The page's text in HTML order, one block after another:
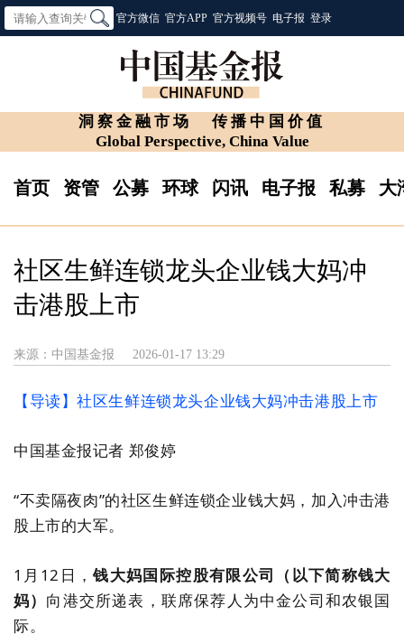
官方微信 官方APP 官方视频号 电子报 登录
洞察金融市场
传播中国价值
Global Perspective, China Value
首页 资管 公募 环球 闪讯 电子报 私募 大
社区生鲜连锁龙头企业钱大妈冲
击港股上市
来源：中国基金报 2026-01-17 13:29
【导读】社区生鲜连锁龙头企业钱大妈冲击港股上市
中国基金报记者 郑俊婷
“不卖隔夜肉”的社区生鲜连锁企业钱大妈 ，加入冲击港
股上市的大军。
1 月 12 日，钱大妈国际控股有限公司（以下简称钱大
妈） 向港交所递表，联席保荐人为中金公司和农银国
际。